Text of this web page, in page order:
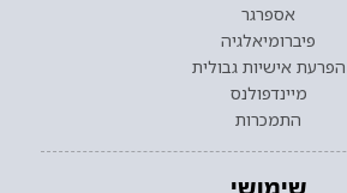
אספרגר
פיברומיאלגיה
הפרעת אישיות גבולית
מיינדפולנס
התמכרות